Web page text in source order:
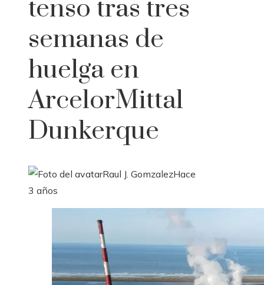
tenso tras tres
semanas de
huelga en
ArcelorMittal
Dunkerque
Raul J. GomzalezHace
3 años